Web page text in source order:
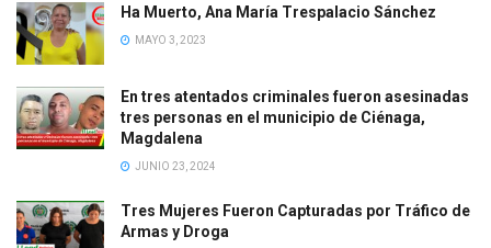
Ha Muerto, Ana María Trespalacio Sánchez
MAYO 3, 2023
En tres atentados criminales fueron asesinadas
tres personas en el municipio de Ciénaga,
Magdalena
JUNIO 23, 2024
Tres Mujeres Fueron Capturadas por Tráfico de
Armas y Droga